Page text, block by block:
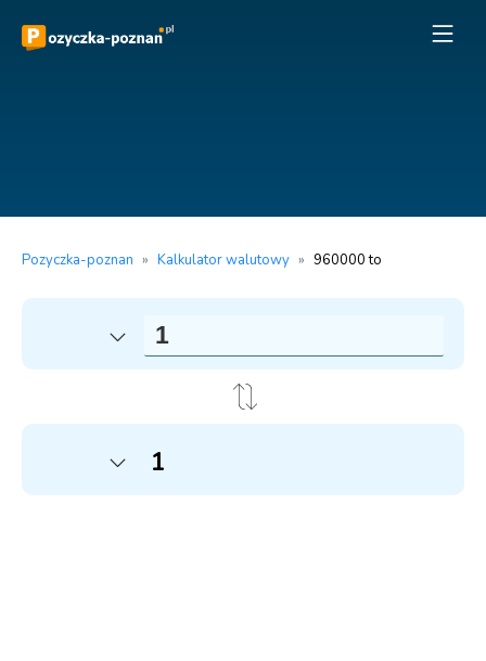
Pozyczka-poznan » Kalkulator walutowy » 960000 to
1